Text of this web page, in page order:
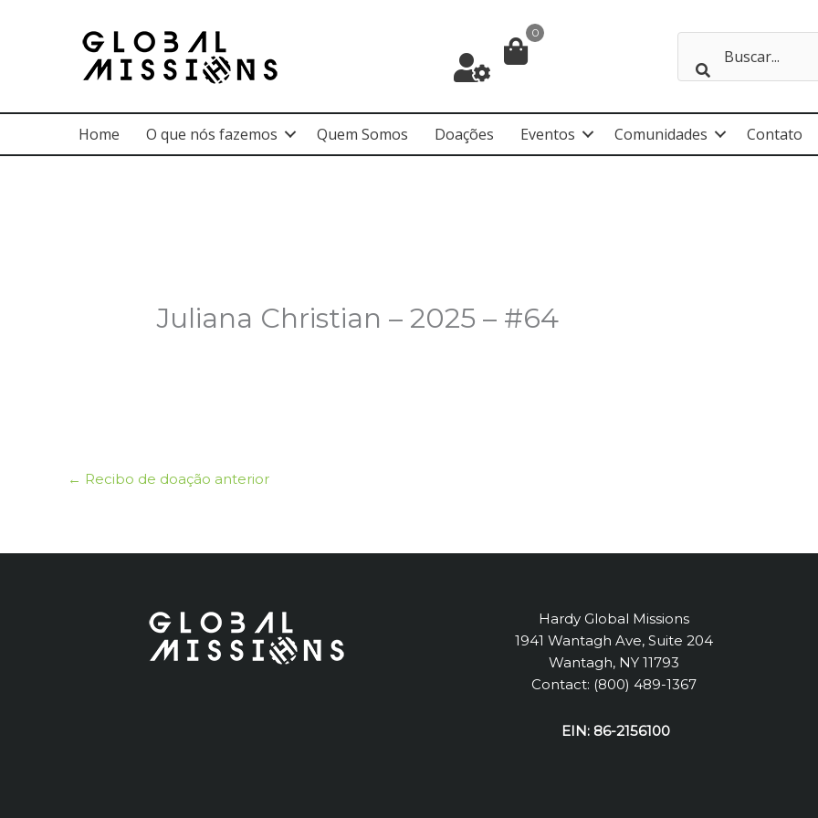
0
Home O que nós fazemos Quem Somos Doações Eventos Comunidades Contato
Juliana Christian – 2025 – #64
← Recibo de doação anterior
Hardy Global Missions
1941 Wantagh Ave, Suite 204
Wantagh, NY 11793
Contact: (800) 489-1367
EIN: 86-2156100